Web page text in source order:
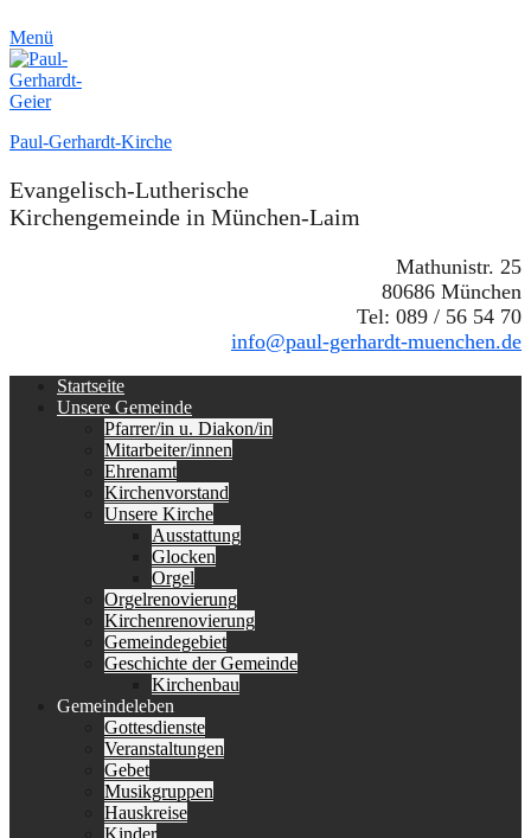
Menü
Paul-Gerhardt-Kirche
Evangelisch-Lutherische
Kirchengemeinde in München-Laim
Mathunistr. 25
80686 München
Tel: 089 / 56 54 70
info@paul-gerhardt-muenchen.de
Erstes
Menü
Startseite
Unsere Gemeinde
Pfarrer/in u. Diakon/in
Mitarbeiter/innen
Ehrenamt
Kirchenvorstand
Unsere Kirche
Ausstattung
Glocken
Orgel
Orgelrenovierung
Kirchenrenovierung
Gemeindegebiet
Geschichte der Gemeinde
Kirchenbau
Gemeindeleben
Gottesdienste
Veranstaltungen
Gebet
Musikgruppen
Hauskreise
Kinder